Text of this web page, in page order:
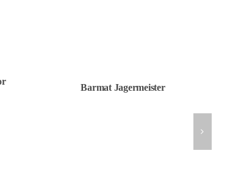
Barmat Jagermeister